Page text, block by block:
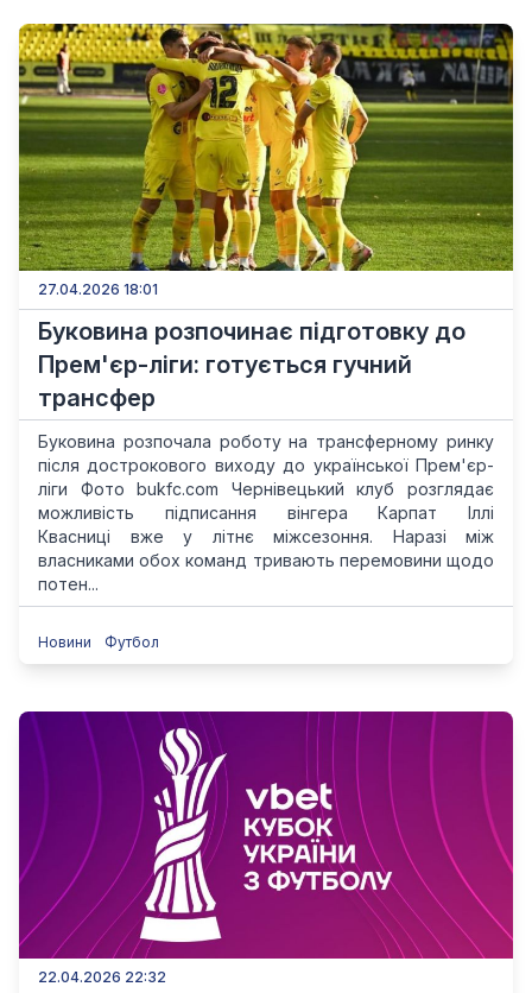
27.04.2026 18:01
Буковина розпочинає підготовку до
Прем'єр-ліги: готується гучний
трансфер
Буковина розпочала роботу на трансферному ринку
після дострокового виходу до української Прем'єр-
ліги Фото bukfc.com Чернівецький клуб розглядає
можливість підписання вінгера Карпат Іллі
Квасниці вже у літнє міжсезоння. Наразі між
власниками обох команд тривають перемовини щодо
потен...
Новини Футбол
22.04.2026 22:32